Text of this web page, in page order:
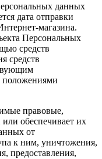
данных
дата отправки
магазина.
Персональных
средств
средств
положениями
правовые,
обеспечивает их
от
к ним, уничтожения,
предоставления,